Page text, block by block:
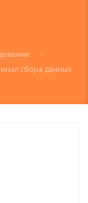
-
сбора данных